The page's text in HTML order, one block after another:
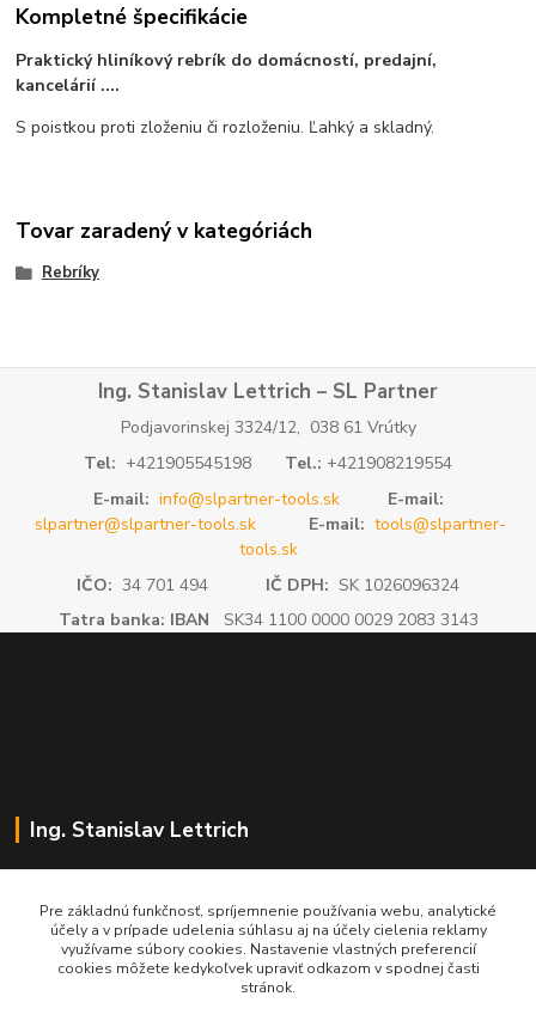
Kompletné špecifikácie
Praktický hliníkový rebrík do domácností, predajní,
kancelárií ....
S poistkou proti zloženiu či rozloženiu. Ľahký a skladný.
Tovar zaradený v kategóriách
Rebríky
Ing. Stanislav Lettrich – SL Partner
Podjavorinskej 3324/12, 038 61 Vrútky
Tel: +421905545198 Tel.: +421908219554
E-mail: info@slpartner-tools.sk
E-mail:
slpartner@slpartner-tools.sk
E-mail: tools@slpartner-
tools.sk
IČO: 34 701 494 IČ DPH: SK 1026096324
Tatra banka: IBAN SK34 1100 0000 0029 2083 3143
Ing. Stanislav Lettrich
+421 905 545 198
NONSTOP
Pre základnú funkčnosť, spríjemnenie používania webu, analytické
účely a v prípade udelenia súhlasu aj na účely cielenia reklamy
využívame súbory cookies. Nastavenie vlastných preferencií
cookies môžete kedykoľvek upraviť odkazom v spodnej časti
stránok.